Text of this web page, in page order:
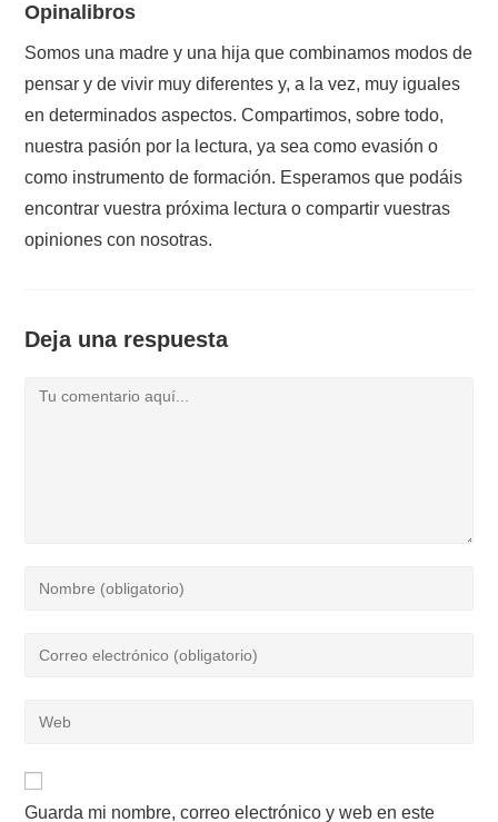
Opinalibros
Somos una madre y una hija que combinamos modos de
pensar y de vivir muy diferentes y, a la vez, muy iguales
en determinados aspectos. Compartimos, sobre todo,
nuestra pasión por la lectura, ya sea como evasión o
como instrumento de formación. Esperamos que podáis
encontrar vuestra próxima lectura o compartir vuestras
opiniones con nosotras.
Deja una respuesta
Comentario
de
para
de
para
de
Guarda mi nombre, correo electrónico y web en este